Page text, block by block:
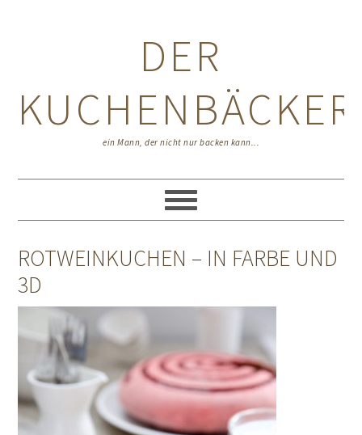
DER
KUCHENBÄCKER
ein Mann, der nicht nur backen kann...
ROTWEINKUCHEN – IN FARBE UND
3D